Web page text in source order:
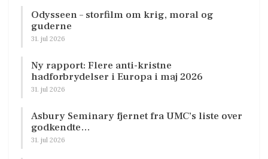
Odysseen – storfilm om krig, moral og
guderne
31. jul 2026
Ny rapport: Flere anti-kristne
hadforbrydelser i Europa i maj 2026
31. jul 2026
Asbury Seminary fjernet fra UMC’s liste over
godkendte…
31. jul 2026